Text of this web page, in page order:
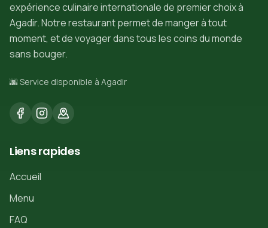
expérience culinaire internationale de premier choix à
Agadir. Notre restaurant permet de manger à tout
moment, et de voyager dans tous les coins du monde
sans bouger.
🌆 Service disponible à Agadir
Liens rapides
Accueil
Menu
FAQ